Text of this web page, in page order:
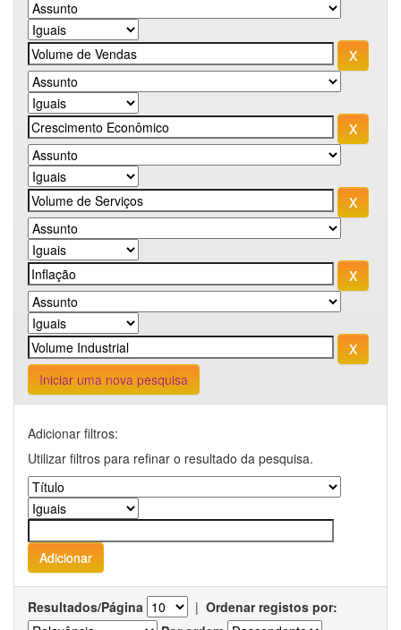
Iniciar uma nova pesquisa
Adicionar filtros:
Utilizar filtros para refinar o resultado da pesquisa.
Resultados/Página | Ordenar registos por: